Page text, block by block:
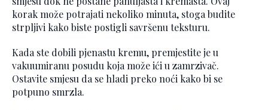
korak može potrajati nekoliko minuta, stoga budite
strpljivi kako biste postigli savršenu teksturu.
Kada ste dobili pjenastu kremu, premjestite je u
vakuumiranu posudu koja može ići u zamrzivač.
Ostavite smjesu da se hladi preko noći kako bi se
potpuno smrzla.